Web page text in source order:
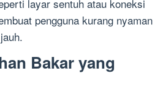
layar sentuh atau koneksi
pengguna kurang nyaman
Bakar yang